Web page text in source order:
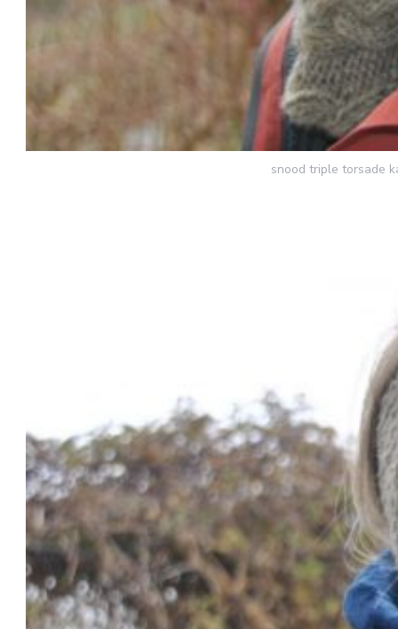
snood triple torsade